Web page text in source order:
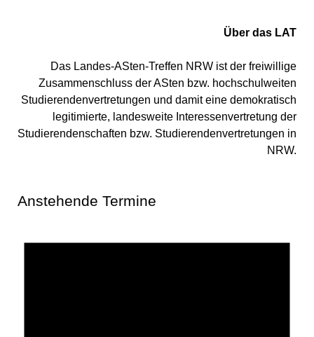
Über das LAT
Das Landes-ASten-Treffen NRW ist der freiwillige
Zusammenschluss der ASten bzw. hochschulweiten
Studierendenvertretungen und damit eine demokratisch
legitimierte, landesweite Interessenvertretung der
Studierendenschaften bzw. Studierendenvertretungen in
NRW.
Anstehende Termine